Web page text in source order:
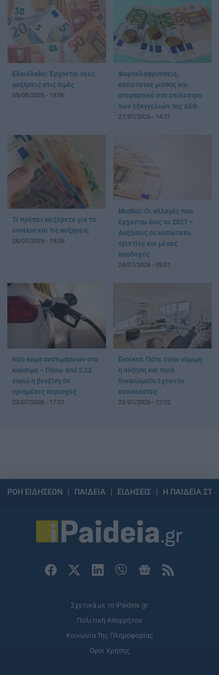
Ελαιόλαδο: Έρχονται νέες
αυξήσεις στις τιμές
05/08/2026 - 19:06
Φοροελαφρύνσεις,
κατώτατος μισθός και
στεγαστικό στο επίκεντρο
των εξαγγελιών της ΔΕΘ
27/07/2026 - 14:21
Τι πρέπει να ξέρετε για τα
ενοίκια και τις αυξήσεις
26/07/2026 - 19:06
Μισθοί: Οι αλλαγές που
έρχονται έως το 2027 –
Αυξήσεις σε κατώτατο,
τριετίες και μέσες
αποδοχές
24/07/2026 - 09:01
Νέο κύμα ανατιμήσεων στα
καύσιμα – Πάνω από 2,22
ευρώ η βενζίνη σε
ορισμένες περιοχές
23/07/2026 - 17:01
Ενοίκια: Πότε είναι νόμιμη
η αύξηση και ποιά
δικαιώματα έχουν οι
ενοικιαστές
23/07/2026 - 12:02
ΡΟΗ ΕΙΔΗΣΕΩΝ ΠΑΙΔΕΙΑ ΕΙΔΗΣΕΙΣ Η ΠΑΙΔΕΙΑ
Σχετικά με το iPaideia.gr
Πολιτική Απορρήτου
Κοινωνία Της Πληροφορίας
Όροι Χρήσης